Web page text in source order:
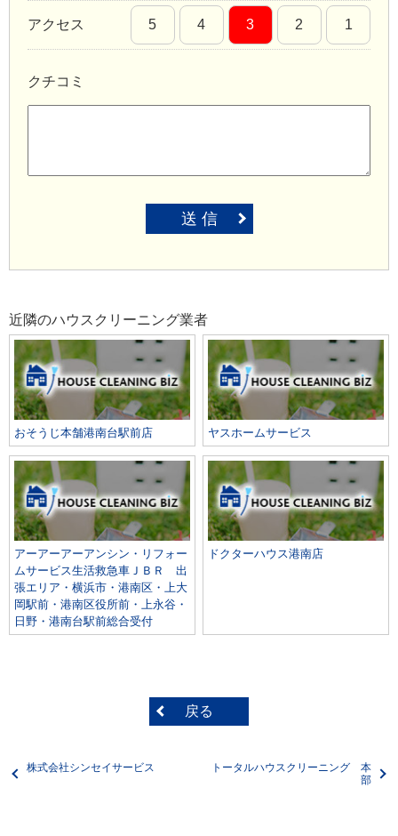
アクセス 5 4 3 2 1
クチコミ
送 信
近隣のハウスクリーニング業者
おそうじ本舗港南台駅前店 ヤスホームサービス
アーアーアーアンシン・リフォー
ムサービス生活救急車ＪＢＲ 出
張エリア・横浜市・港南区・上大
岡駅前・港南区役所前・上永谷・
日野・港南台駅前総合受付
ドクターハウス港南店
戻る
株式会社シンセイサービス
トータルハウスクリーニング 本
部